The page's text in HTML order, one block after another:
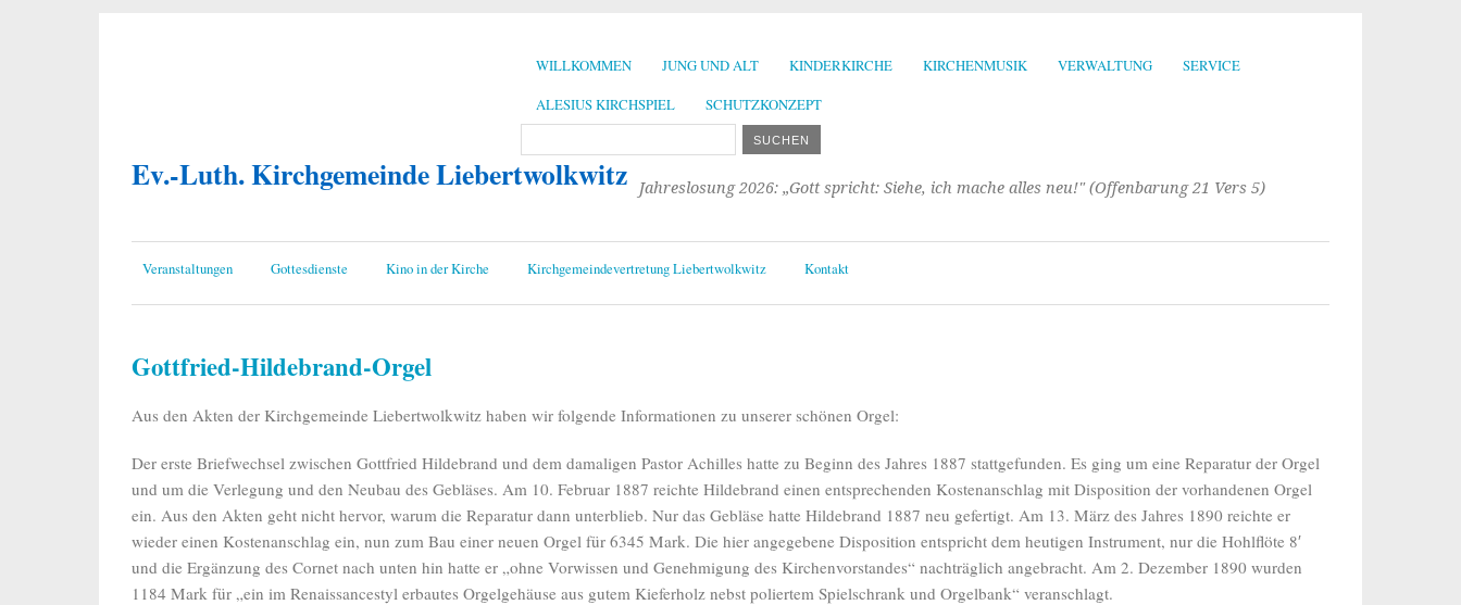
WILLKOMMEN JUNG UND ALT KINDERKIRCHE KIRCHENMUSIK VERWALTUNG
SERVICE
ALESIUS KIRCHSPIEL
SCHUTZKONZEPT
Ev.-Luth. Kirchgemeinde Liebertwolkwitz Jahreslosung 2026: „Gott spricht: Siehe, ich mache alles neu!" (Offenbarung 21 Vers 5)
Veranstaltungen Gottesdienste Kino in der Kirche Kirchgemeindevertretung Liebertwolkwitz Kontakt
Gottfried-Hildebrand-Orgel
Aus den Akten der Kirchgemeinde Liebertwolkwitz haben wir folgende Informationen zu unserer schönen Orgel:
Der erste Briefwechsel zwischen Gottfried Hildebrand und dem damaligen Pastor Achilles hatte zu Beginn des Jahres 1887 stattgefunden. Es ging um eine Reparatur der Orgel
und um die Verlegung und den Neubau des Gebläses. Am 10. Februar 1887 reichte Hildebrand einen entsprechenden Kostenanschlag mit Disposition der vorhandenen Orgel
ein. Aus den Akten geht nicht hervor, warum die Reparatur dann unterblieb. Nur das Gebläse hatte Hildebrand 1887 neu gefertigt. Am 13. März des Jahres 1890 reichte er
wieder einen Kostenanschlag ein, nun zum Bau einer neuen Orgel für 6345 Mark. Die hier angegebene Disposition entspricht dem heutigen Instrument, nur die Hohlflöte 8′
und die Ergänzung des Cornet nach unten hin hatte er „ohne Vorwissen und Genehmigung des Kirchenvorstandes“ nachträglich angebracht. Am 2. Dezember 1890 wurden
1184 Mark für „ein im Renaissancestyl erbautes Orgelgehäuse aus gutem Kieferholz nebst poliertem Spielschrank und Orgelbank“ veranschlagt.